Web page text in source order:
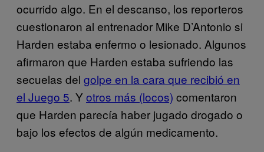
ocurrido algo. En el descanso, los reporteros
cuestionaron al entrenador Mike D’Antonio si
Harden estaba enfermo o lesionado. Algunos
afirmaron que Harden estaba sufriendo las
secuelas del golpe en la cara que recibió en
el Juego 5. Yotros más (locos) comentaron
que Harden parecía haber jugado drogado o
bajo los efectos de algún medicamento.